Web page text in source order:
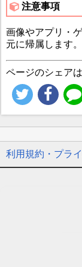
注意事項
画像やアプリ・
元に帰属します。
ページのシェア
利用規約・プラ